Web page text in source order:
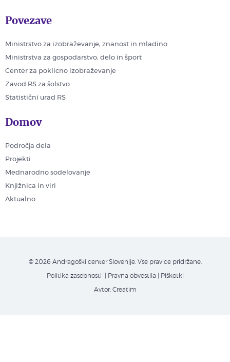
Povezave
Ministrstvo za izobraževanje, znanost in mladino
Ministrstva za gospodarstvo, delo in šport
Center za poklicno izobraževanje
Zavod RS za šolstvo
Statistični urad RS
Domov
Področja dela
Projekti
Mednarodno sodelovanje
Knjižnica in viri
Aktualno
© 2026 Andragoški center Slovenije. Vse pravice pridržane.
Politika zasebnosti | Pravna obvestila Piškotki
Avtor: Creatim